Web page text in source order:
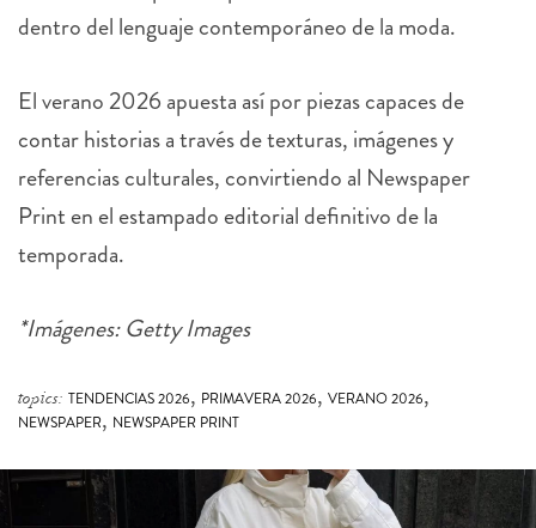
dentro del lenguaje contemporáneo de la moda.
El verano 2026 apuesta así por piezas capaces de
contar historias a través de texturas, imágenes y
referencias culturales, convirtiendo al Newspaper
Print en el estampado editorial definitivo de la
temporada.
*Imágenes: Getty Images
topics: TENDENCIAS 2026, PRIMAVERA 2026, VERANO 2026,
NEWSPAPER, NEWSPAPER PRINT